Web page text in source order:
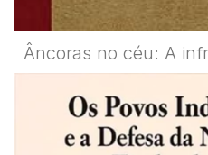
Âncoras no céu: A